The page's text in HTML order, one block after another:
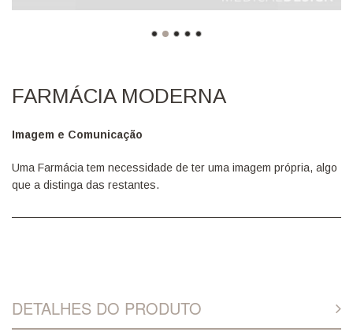
FARMÁCIA MODERNA
Imagem e Comunicação
Uma Farmácia tem necessidade de ter uma imagem própria, algo
que a distinga das restantes.
DETALHES DO PRODUTO